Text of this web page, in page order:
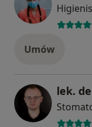
Umów
lek.